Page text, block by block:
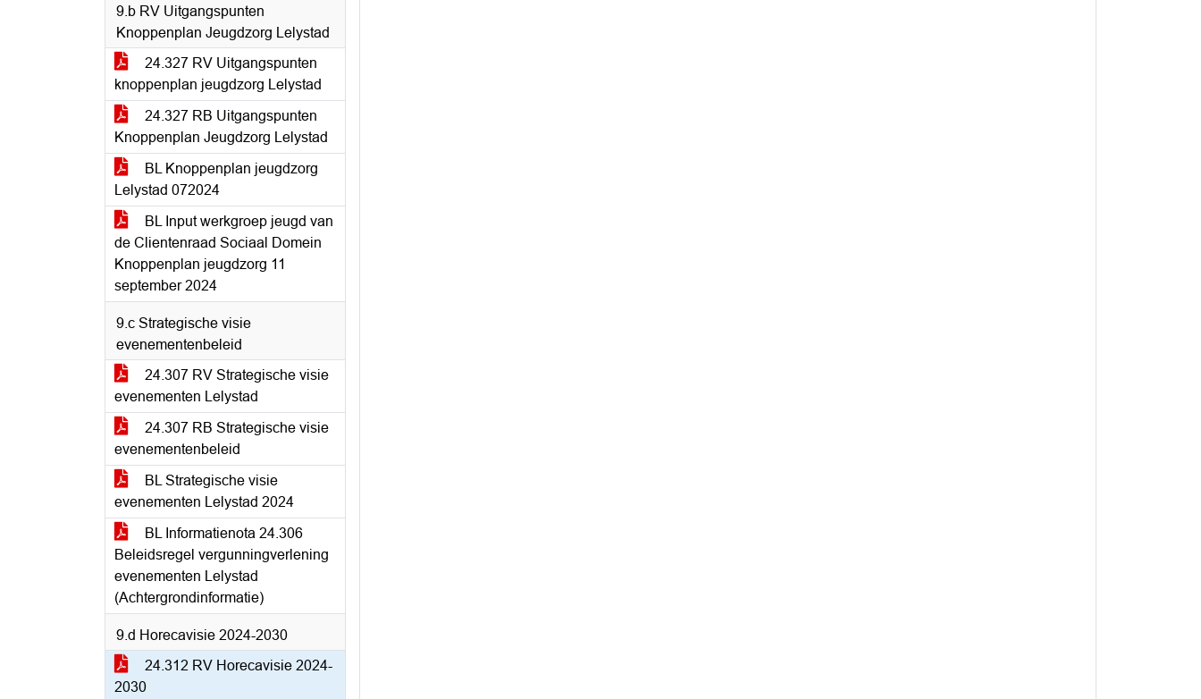
9.b RV Uitgangspunten
Knoppenplan Jeugdzorg Lelystad
24.327 RV Uitgangspunten
knoppenplan jeugdzorg Lelystad
24.327 RB Uitgangspunten
Knoppenplan Jeugdzorg Lelystad
BL Knoppenplan jeugdzorg
Lelystad 072024
BL Input werkgroep jeugd van
de Clientenraad Sociaal Domein
Knoppenplan jeugdzorg 11
september 2024
9.c Strategische visie
evenementenbeleid
24.307 RV Strategische visie
evenementen Lelystad
24.307 RB Strategische visie
evenementenbeleid
BL Strategische visie
evenementen Lelystad 2024
BL Informatienota 24.306
Beleidsregel vergunningverlening
evenementen Lelystad
(Achtergrondinformatie)
9.d Horecavisie 2024-2030
24.312 RV Horecavisie 2024-
2030